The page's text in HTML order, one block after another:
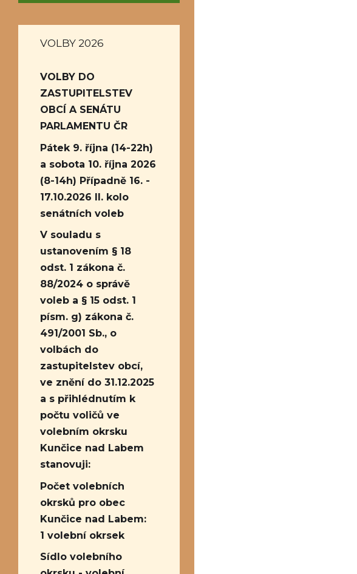
VOLBY 2026
VOLBY DO
ZASTUPITELSTEV
OBCÍ A SENÁTU
PARLAMENTU ČR
Pátek 9. října (14-22h)
a sobota 10. října 2026
(8-14h) Případně 16. -
17.10.2026 II. kolo
senátních voleb
V souladu s
ustanovením § 18
odst. 1 zákona č.
88/2024 o správě
voleb a § 15 odst. 1
písm. g) zákona č.
491/2001 Sb., o
volbách do
zastupitelstev obcí,
ve znění do 31.12.2025
a s přihlédnutím k
počtu voličů ve
volebním okrsku
Kunčice nad Labem
stanovuji:
Počet volebních
okrsků pro obec
Kunčice nad Labem:
1 volební okrsek
Sídlo volebního